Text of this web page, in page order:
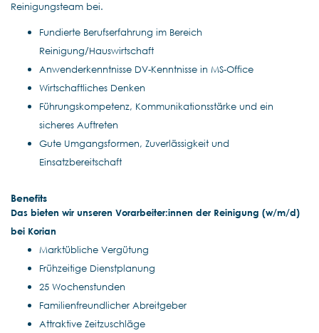
Reinigungsteam bei.
Fundierte Berufserfahrung im Bereich
Reinigung/Hauswirtschaft
Anwenderkenntnisse DV-Kenntnisse in MS-Office
Wirtschaftliches Denken
Führungskompetenz, Kommunikationsstärke und ein
sicheres Auftreten
Gute Umgangsformen, Zuverlässigkeit und
Einsatzbereitschaft
Benefits
Das bieten wir unseren Vorarbeiter:innen der Reinigung (w/m/d)
bei Korian
Marktübliche Vergütung
Frühzeitige Dienstplanung
25 Wochenstunden
Familienfreundlicher Abreitgeber
Attraktive Zeitzuschläge